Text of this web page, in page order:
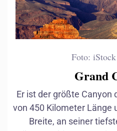
Foto:
Grand
Er ist der größte Canyon
von 450 Kilometer Länge
Breite, an seiner